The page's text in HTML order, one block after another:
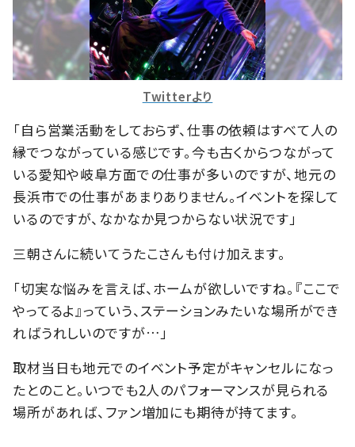
Twitterより
「自ら営業活動をしておらず、仕事の依頼はすべて人の
縁でつながっている感じです。今も古くからつながって
いる愛知や岐阜方面での仕事が多いのですが、地元の
長浜市での仕事があまりありません。イベントを探して
いるのですが、なかなか見つからない状況です」
三朝さんに続いてうたこさんも付け加えます。
「切実な悩みを言えば、ホームが欲しいですね。『ここで
やってるよ』っていう、ステーションみたいな場所ができ
ればうれしいのですが…」
取材当日も地元でのイベント予定がキャンセルになっ
たとのこと。いつでも2人のパフォーマンスが見られる
場所があれば、ファン増加にも期待が持てます。